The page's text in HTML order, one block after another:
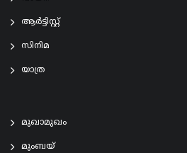
ആര്‍ട്ടിസ്റ്റ്
സിനിമ
യാത്ര
മുഖാമുഖം
മുംബയ്